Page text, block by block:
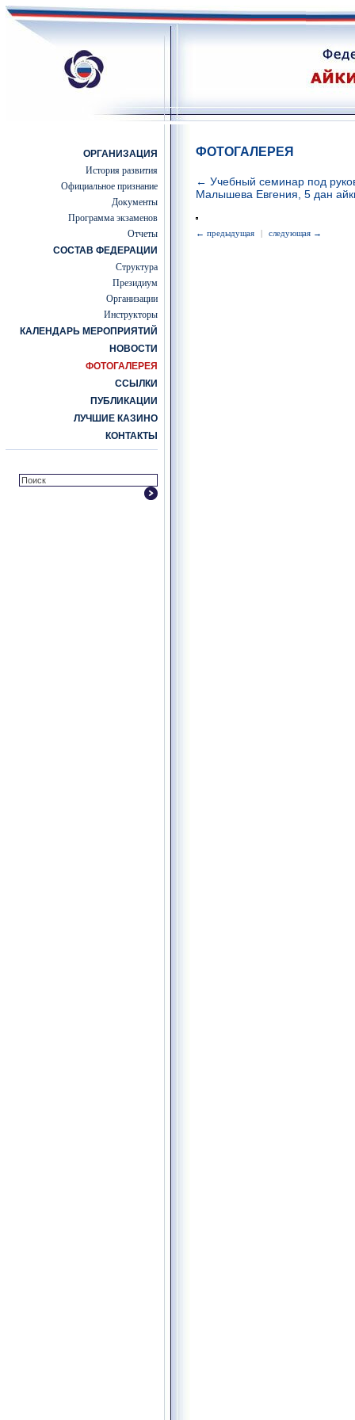
ОРГАНИЗАЦИЯ
История развития
Официальное признание
Документы
Программа экзаменов
Отчеты
СОСТАВ ФЕДЕРАЦИИ
Структура
Президиум
Организации
Инструкторы
КАЛЕНДАРЬ МЕРОПРИЯТИЙ
НОВОСТИ
ФОТОГАЛЕРЕЯ
ССЫЛКИ
ПУБЛИКАЦИИ
ЛУЧШИЕ КАЗИНО
КОНТАКТЫ
ФОТОГАЛЕРЕЯ
← Учебный семинар под
Малышева Евгения, 5 дан
← предыдущая | следующая →